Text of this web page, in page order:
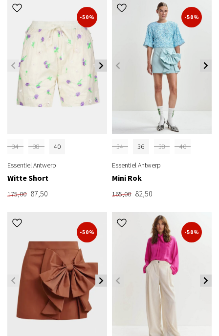
-50%
34 38 40
Essentiel Antwerp
Witte Short
175,00 87,50
-50%
34 36 38 40
Essentiel Antwerp
Mini Rok
165,00 82,50
-50% -50%